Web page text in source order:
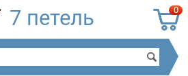
0
7 петель